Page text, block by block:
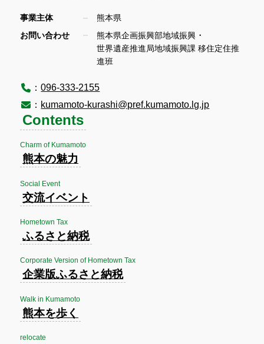
事業主体
熊本県
お問い合わせ
熊本県企画振興部地域振興 ・
世界遺産推進局地域振興課 移住定住推
進班
：096-333-2155
： kumamoto-kurashi@pref.kumamoto.lg.jp
Contents
Charm of Kumamoto
熊本の魅力
Social Event
交流イベント
Hometown Tax
ふるさと納税
Corporate Version of Hometown Tax
企業版ふるさと納税
Walk in Kumamoto
熊本を歩く
relocate